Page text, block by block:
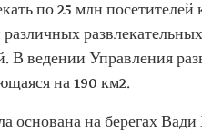
по 25 млн посетителей
ведении Управления
на 190 км2.
основана на берегах